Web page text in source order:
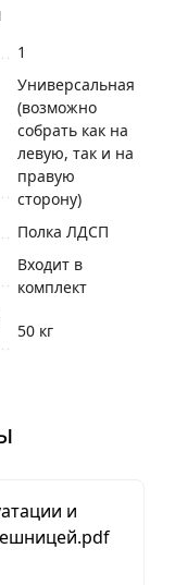
1
Универсальная
(возможно
собрать как на
левую, так и на
правую
сторону)
Полка ЛДСП
Входит в
комплект
50 кг
и